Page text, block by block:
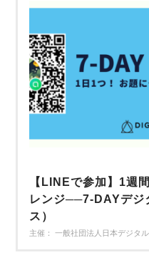
【LINEで参加】1週
レンジ──7-DAYデジ
ス）
主催： 一般社団法人日本デジタ